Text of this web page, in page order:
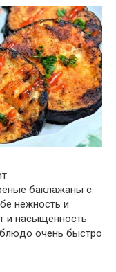
баклажаны с
нежность и
и насыщенность
очень быстро